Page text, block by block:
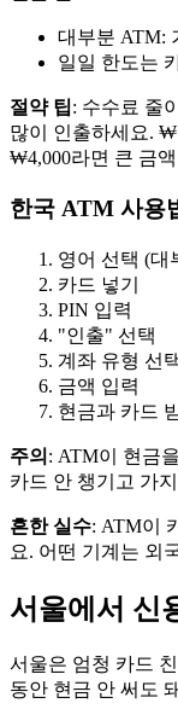
대부분 ATM:
일일 한도는
절약 팁: 수수료 줄
많이 인출하세요.
₩4,000라면 큰 금
한국 ATM 사용
영어 선택 (대
카드 넣기
PIN 입력
"인출" 선택
계좌 유형 선
금액 입력
현금과 카드
주의 : ATM이 현금
카드 안 챙기고 가
흔한 실수: ATM이
요. 어떤 기계는 외
서울에서 신
서울은 엄청 카드
동안 현금 안 써도